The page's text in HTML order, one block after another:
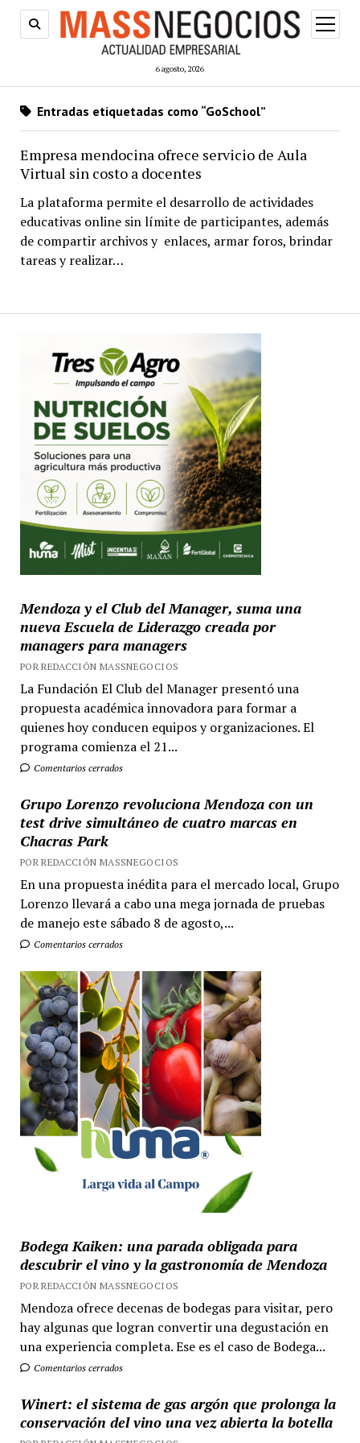
6 agosto, 2026
abrir
menú
Entradas etiquetadas como “GoSchool”
Empresa mendocina ofrece servicio de Aula
Virtual sin costo a docentes
La plataforma permite el desarrollo de actividades
educativas online sin límite de participantes, además
de compartir archivos y enlaces, armar foros, brindar
tareas y realizar…
Mendoza y el Club del Manager, suma una
nueva Escuela de Liderazgo creada por
managers para managers
POR REDACCIÓN MASSNEGOCIOS
La Fundación El Club del Manager presentó una
propuesta académica innovadora para formar a
quienes hoy conducen equipos y organizaciones. El
programa comienza el 21...
Comentarios cerrados
Grupo Lorenzo revoluciona Mendoza con un
test drive simultáneo de cuatro marcas en
Chacras Park
POR REDACCIÓN MASSNEGOCIOS
En una propuesta inédita para el mercado local, Grupo
Lorenzo llevará a cabo una mega jornada de pruebas
de manejo este sábado 8 de agosto,...
Comentarios cerrados
Bodega Kaiken: una parada obligada para
descubrir el vino y la gastronomía de Mendoza
POR REDACCIÓN MASSNEGOCIOS
Mendoza ofrece decenas de bodegas para visitar, pero
hay algunas que logran convertir una degustación en
una experiencia completa. Ese es el caso de Bodega...
Comentarios cerrados
Winert: el sistema de gas argón que prolonga la
conservación del vino una vez abierta la botella